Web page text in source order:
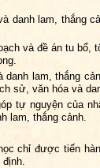
danh lam, thắng
và đề án tu bổ,
lam, thắng
sử, văn hóa và
tự nguyện của
lam, thắng cảnh.
chỉ được tiến